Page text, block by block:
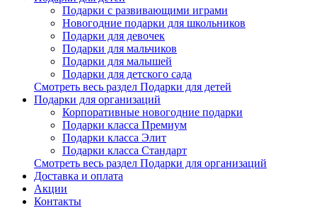
Подарки с развивающими играми
Новогодние подарки для школьников
Подарки для девочек
Подарки для мальчиков
Подарки для малышей
Подарки для детского сада
Смотреть весь раздел Подарки для детей
Подарки для организаций
Корпоративные новогодние подарки
Подарки класса Премиум
Подарки класса Элит
Подарки класса Стандарт
Смотреть весь раздел Подарки для организаций
Доставка и оплата
Акции
Контакты